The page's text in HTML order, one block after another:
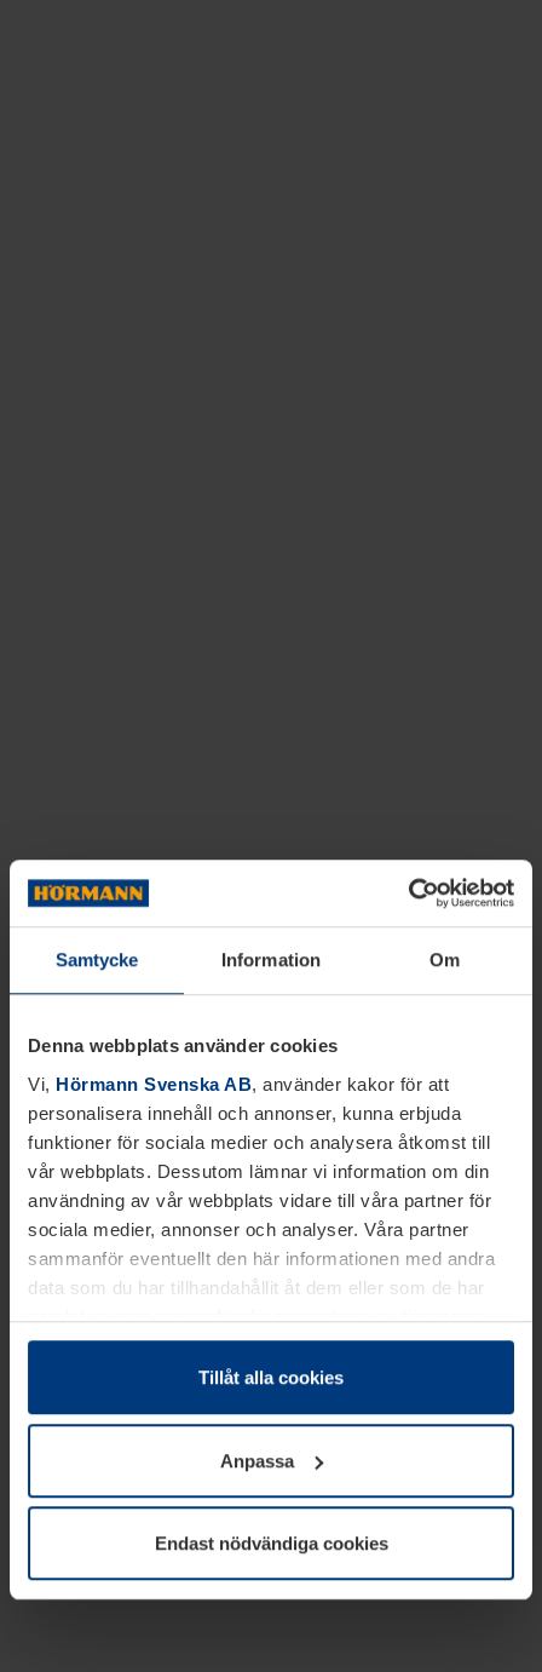
Samtycke Information Om
Denna webbplats använder cookies
Vi, Hörmann Svenska AB, använder kakor för att
personalisera innehåll och annonser, kunna erbjuda
funktioner för sociala medier och analysera åtkomst till
vår webbplats. Dessutom lämnar vi information om din
användning av vår webbplats vidare till våra partner för
sociala medier, annonser och analyser. Våra partner
sammanför eventuellt den här informationen med andra
data som du har tillhandahållit åt dem eller som de har
samlat in inom ramen för din användning av tjänsterna.
Juridiskt kan vi lagra kakor på din enhet, om de är
absolut nödvändiga för driften av den här webbplatsen.
godkännande kan du när som helst ändra eller återkalla i
informationen om kakor underDataskyddsförklaring
vår webbplats.
Tillåt alla cookies
Anpassa
Endast nödvändiga cookies